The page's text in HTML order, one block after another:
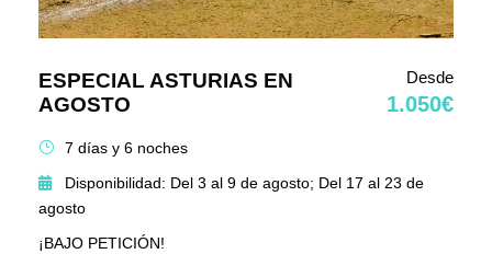
ESPECIAL ASTURIAS EN
AGOSTO
Desde
1.050€
7 días y 6 noches
Disponibilidad: Del 3 al 9 de agosto; Del 17 al 23 de
agosto
¡BAJO PETICIÓN!